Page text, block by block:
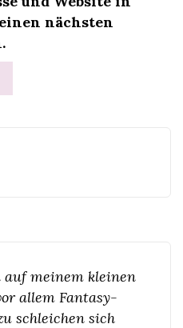
nächsten
meinem kleinen
allem Fantasy-
schleichen sich